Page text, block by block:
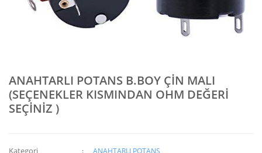
ANAHTARLI POTANS B.BOY ÇİN MALI
(SEÇENEKLER KISMINDAN OHM DEĞERİ
SEÇİNİZ )
Kategori ANAHTARLI POTANS